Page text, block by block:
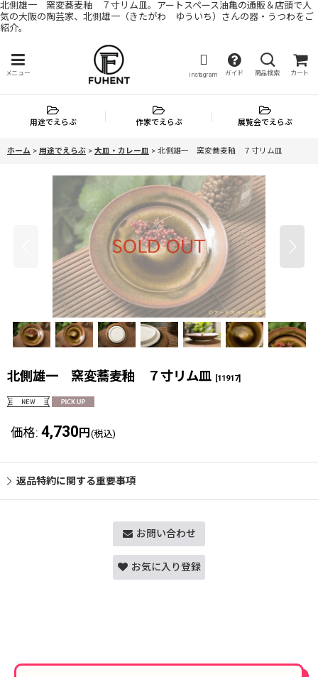
北側雄一 窯変蕎麦釉 ７寸リム皿。アートスペース油亀の通販＆店頭で人
気の大阪の陶芸家、北側雄一（きたがわ ゆういち）さんの器・うつわをご
紹介。
メニュー instagram ガイド 商品検索 カート
用途でえらぶ 作家でえらぶ 展覧会でえらぶ
ホーム > 用途でえらぶ > 大皿・カレー皿 > 北側雄一 窯変蕎麦釉 ７寸リム皿
北側雄一 窯変蕎麦釉 ７寸リム皿 [11917]
価格: 4,730 円 (税込)
返品特約に関する重要事項
お問い合わせ
お気に入り登録